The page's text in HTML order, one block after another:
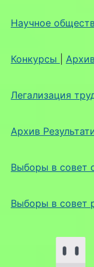
Научное
Конкурсы Архив
Легализация
Архив
Выборы в совет
Выборы в совет